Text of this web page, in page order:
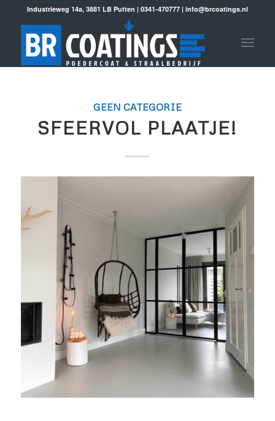
Industrieweg 14a, 3881 LB Putten | 0341-470777 | info@brcoatings.nl
GEEN CATEGORIE
SFEERVOL PLAATJE!